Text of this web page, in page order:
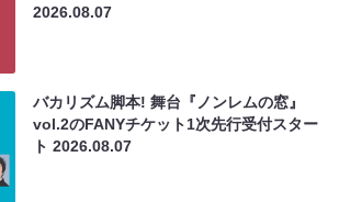
2026.08.07
バカリズム脚本! 舞台『ノンレムの窓』
vol.2のFANYチケット1次先行受付スター
ト2026.08.07